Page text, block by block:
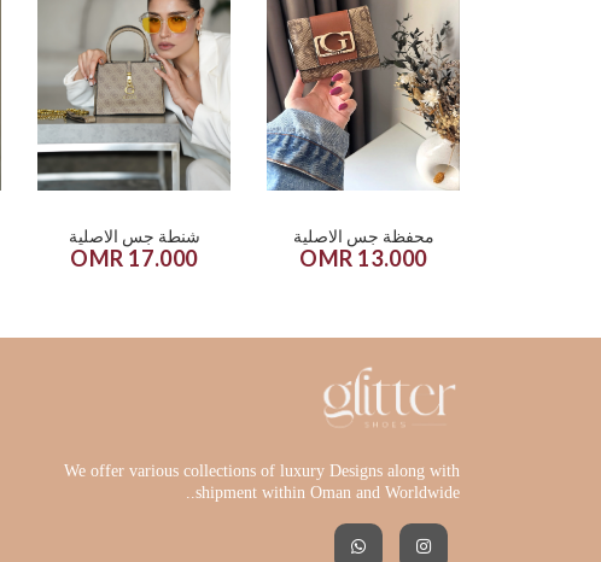
محفظة جس الاصلية
13.000 OMR
شنطة جس الاصلية
17.000 OMR
We offer various collections of luxury Designs along with
shipment within Oman and Worldwide..